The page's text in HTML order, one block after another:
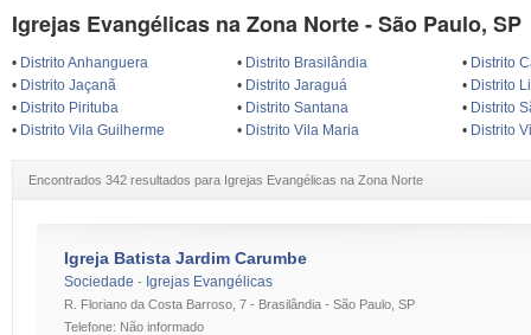
Igrejas Evangélicas na Zona Norte - São Paulo, SP
• Distrito Anhanguera • Distrito Brasilândia • Distrito
• Distrito Jaçanã • Distrito Jaraguá • Distrito
• Distrito Pirituba • Distrito Santana • Distrito
• Distrito Vila Guilherme • Distrito Vila Maria • Distrito
Encontrados 342 resultados para Igrejas Evangélicas na Zona Norte
Igreja Batista Jardim Carumbe
Sociedade - Igrejas Evangélicas
R. Floriano da Costa Barroso, 7 - Brasilândia - São Paulo, SP
Telefone: Não informado